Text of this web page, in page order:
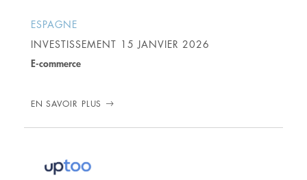
ESPAGNE
INVESTISSEMENT 15 JANVIER 2026
E-commerce
EN SAVOIR PLUS